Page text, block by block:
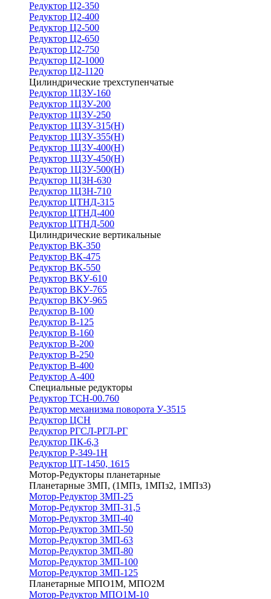
Редуктор Ц2-350
Редуктор Ц2-400
Редуктор Ц2-500
Редуктор Ц2-650
Редуктор Ц2-750
Редуктор Ц2-1000
Редуктор Ц2-1120
Цилиндрические трехступенчатые
Редуктор 1Ц3У-160
Редуктор 1Ц3У-200
Редуктор 1Ц3У-250
Редуктор 1Ц3У-315(Н)
Редуктор 1Ц3У-355(Н)
Редуктор 1Ц3У-400(Н)
Редуктор 1Ц3У-450(Н)
Редуктор 1Ц3У-500(Н)
Редуктор 1Ц3Н-630
Редуктор 1Ц3Н-710
Редуктор ЦТНД-315
Редуктор ЦТНД-400
Редуктор ЦТНД-500
Цилиндрические вертикальные
Редуктор ВК-350
Редуктор ВК-475
Редуктор ВК-550
Редуктор ВКУ-610
Редуктор ВКУ-765
Редуктор ВКУ-965
Редуктор В-100
Редуктор В-125
Редуктор В-160
Редуктор В-200
Редуктор В-250
Редуктор В-400
Редуктор А-400
Специальные редукторы
Редуктор ТСН-00.760
Редуктор механизма поворота У-3515
Редуктор ЦСН
Редуктор РГСЛ-РГЛ-РГ
Редуктор ПК-6,3
Редуктор Р-349-1Н
Редуктор ЦТ-1450, 1615
Мотор-Редукторы планетарные
Планетарные 3МП, (1МПз, 1МПз2, 1МПз3)
Мотор-Редуктор 3МП-25
Мотор-Редуктор 3МП-31,5
Мотор-Редуктор 3МП-40
Мотор-Редуктор 3МП-50
Мотор-Редуктор 3МП-63
Мотор-Редуктор 3МП-80
Мотор-Редуктор 3МП-100
Мотор-Редуктор 3МП-125
Планетарные МПО1М, МПО2М
Мотор-Редуктор МПО1М-10